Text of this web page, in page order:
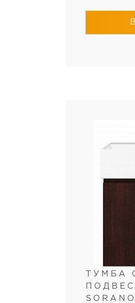
ТУМБА
SORANO